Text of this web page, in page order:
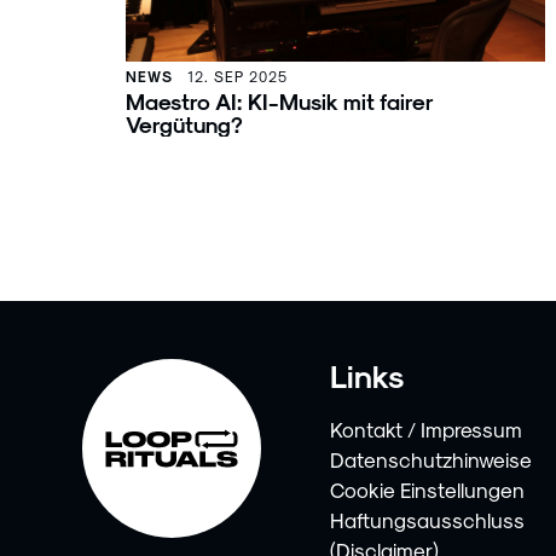
NEWS 12. SEP 2025
Maestro AI: KI-Musik mit fairer
Vergütung?
Links
Kontakt / Impressum
Datenschutzhinweise
Cookie Einstellungen
Haftungsausschluss
(Disclaimer)